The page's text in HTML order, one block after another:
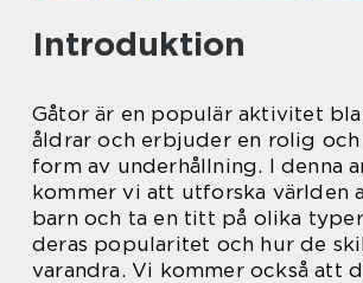
Introduktion
Gåtor är en populär aktivitet
åldrar och erbjuder en rolig och
form av underhållning. I denna
kommer vi att utforska världen
barn och ta en titt på olika
deras popularitet och hur de
varandra. Vi kommer också att